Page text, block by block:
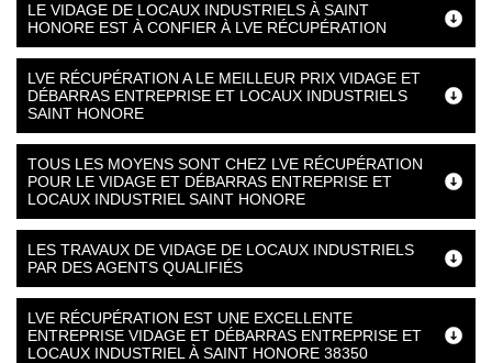
LE VIDAGE DE LOCAUX INDUSTRIELS À SAINT
HONORE EST À CONFIER À LVE RÉCUPÉRATION
LVE RÉCUPÉRATION A LE MEILLEUR PRIX VIDAGE ET
DÉBARRAS ENTREPRISE ET LOCAUX INDUSTRIELS
SAINT HONORE
TOUS LES MOYENS SONT CHEZ LVE RÉCUPÉRATION
POUR LE VIDAGE ET DÉBARRAS ENTREPRISE ET
LOCAUX INDUSTRIEL SAINT HONORE
LES TRAVAUX DE VIDAGE DE LOCAUX INDUSTRIELS
PAR DES AGENTS QUALIFIÉS
LVE RÉCUPÉRATION EST UNE EXCELLENTE
ENTREPRISE VIDAGE ET DÉBARRAS ENTREPRISE ET
LOCAUX INDUSTRIEL À SAINT HONORE 38350